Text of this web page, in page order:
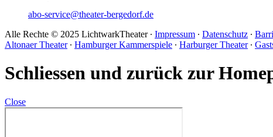
abo-service@theater-bergedorf.de
Alle Rechte © 2025 LichtwarkTheater ∙ Impressum ∙ Datenschutz ∙
Altonaer Theater∙ Hamburger Kammerspiele ∙ Harburger Theater∙
Schliessen und zurück zur
Close